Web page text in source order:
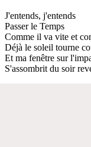
J'entends, j'entends
Passer le Temps
Comme il va vite et
Déjà le soleil tourne
Et ma fenêtre sur
S'assombrit du soir